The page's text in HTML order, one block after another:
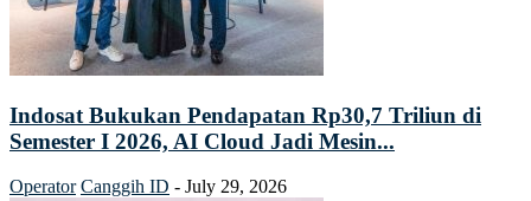
Indosat Bukukan Pendapatan Rp30,7 Triliun di
Semester I 2026, AI Cloud Jadi Mesin...
Operator Canggih ID - July 29, 2026